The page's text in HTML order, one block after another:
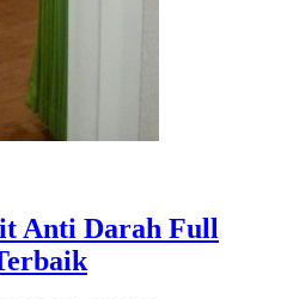
Anti Darah Full